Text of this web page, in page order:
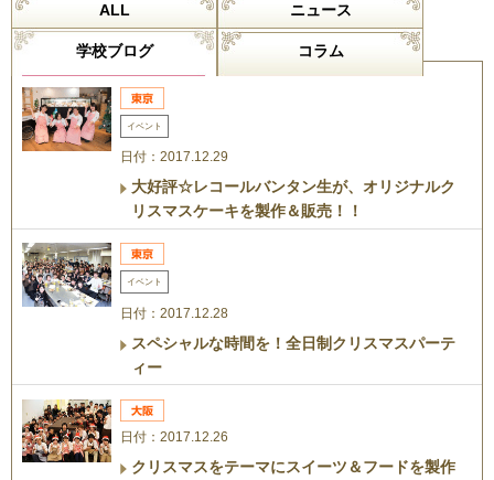
ALL ニュース
学校ブログ コラム
イベント
日付：2017.12.29
大好評☆レコールバンタン生が、オリジナルク
リスマスケーキを製作＆販売！！
イベント
日付：2017.12.28
スペシャルな時間を！全日制クリスマスパーテ
ィー
日付：2017.12.26
クリスマスをテーマにスイーツ＆フードを製作